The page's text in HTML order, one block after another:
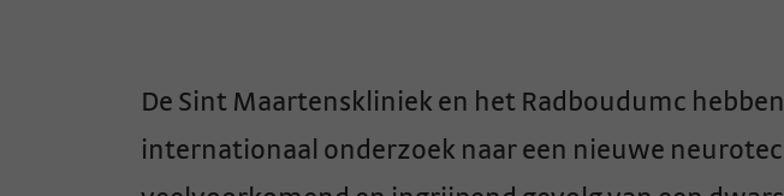
De Sint Maartenskliniek en het Radboudumc
internationaal onderzoek naar een nieuwe